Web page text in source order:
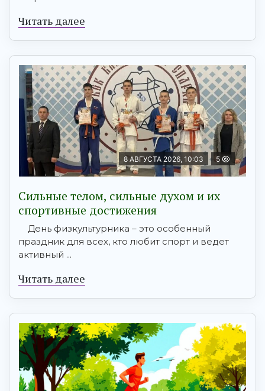
Читать далее
8 АВГУСТА 2026, 10:03 5
Сильные телом, сильные духом и их
спортивные достижения
День физкультурника – это особенный
праздник для всех, кто любит спорт и ведет
активный ...
Читать далее